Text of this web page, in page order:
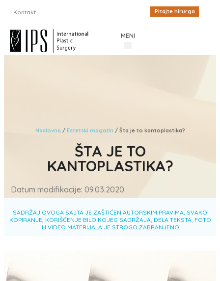
Kontakt Pitajte hirurga
MENI
Naslovna / Estetski magazin / Šta je to kantoplastika?
ŠTA JE TO
KANTOPLASTIKA?
Datum modifikacije: 09.03.2020.
SADRŽAJ OVOGA SAJTA JE ZAŠTIĆEN AUTORSKIM PRAVIMA, SVAKO
KOPIRANJE, KORIŠĆENJE BILO KOJEG SADRŽAJA, DELA TEKSTA, FOTO
ILI VIDEO MATERIJALA JE STROGO ZABRANJENO.